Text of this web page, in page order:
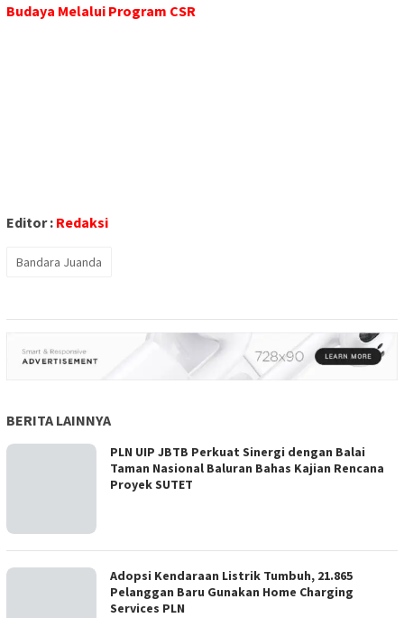
Budaya Melalui Program CSR
Editor : Redaksi
Bandara Juanda
BERITA LAINNYA
PLN UIP JBTB Perkuat Sinergi dengan Balai
Taman Nasional Baluran Bahas Kajian Rencana
Proyek SUTET
Adopsi Kendaraan Listrik Tumbuh, 21.865
Pelanggan Baru Gunakan Home Charging
Services PLN